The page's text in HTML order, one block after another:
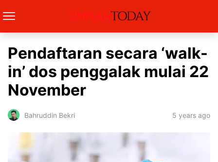
Pendaftaran secara ‘walk-
in’ dos penggalak mulai 22
November
Bahruddin Bekri 5 years ago